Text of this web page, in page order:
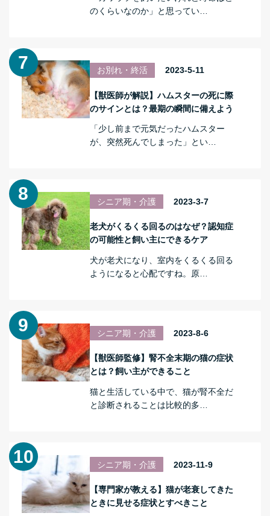
のくらいなのか」と思ってい…
お別れ・終活 2023-5-11
【獣医師が解説】ハムスターの死に際
のサインとは？最期の瞬間に備えよう
「少し前まで元気だったハムスター
が、突然死んでしまった」とい…
シニア期・介護 2023-3-7
老犬がくるくる回るのはなぜ？認知症
の可能性と飼い主にできるケア
犬が老犬になり、室内をくるくる回る
ようになると心配ですね。原…
シニア期・介護 2023-8-6
【獣医師監修】腎不全末期の猫の症状
とは？飼い主ができること
猫と生活している中で、猫が腎不全だ
と診断されることは比較的多…
シニア期・介護 2023-11-9
【専門家が教える】猫が老衰してきた
ときに見せる症状とすべきこと